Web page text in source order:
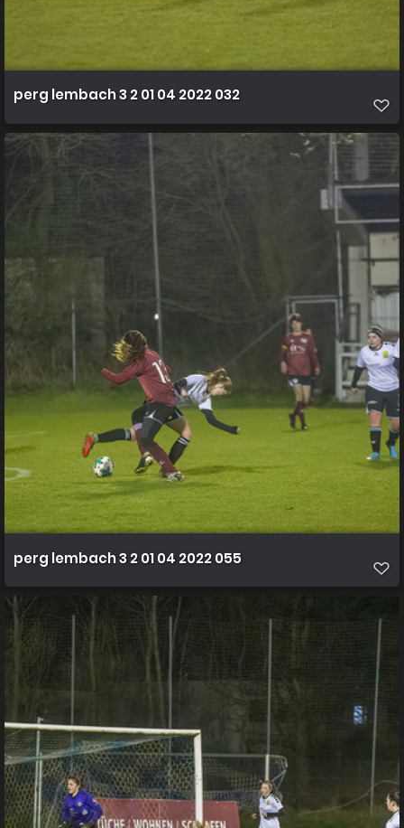
perg lembach 3 2 01 04 2022 032
perg lembach 3 2 01 04 2022 055